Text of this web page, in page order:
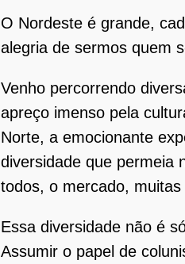
O Nordeste é grande,
alegria de sermos quem
Venho percorrendo
apreço imenso pela
Norte, a emocionante
diversidade que permeia
todos, o mercado,
Essa diversidade não é
Assumir o papel de